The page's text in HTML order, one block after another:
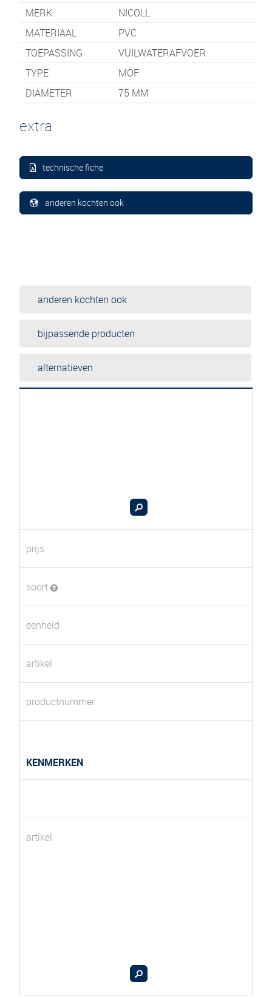
MERK
NICOLL
MATERIAAL
PVC
TOEPASSING
VUILWATERAFVOER
TYPE
MOF
DIAMETER
75 MM
extra
technische fiche
anderen kochten ook
anderen kochten ook
bijpassende producten
alternatieven
prijs
soort
eenheid
artikel
productnummer
KENMERKEN
artikel